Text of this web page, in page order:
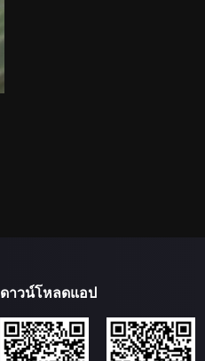
ดาวน์โหลดแอป